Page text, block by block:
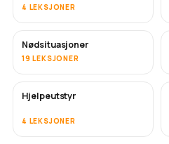
4 LEKSJONER
Nødsituasjoner
19 LEKSJONER
Hjelpeutstyr
4 LEKSJONER